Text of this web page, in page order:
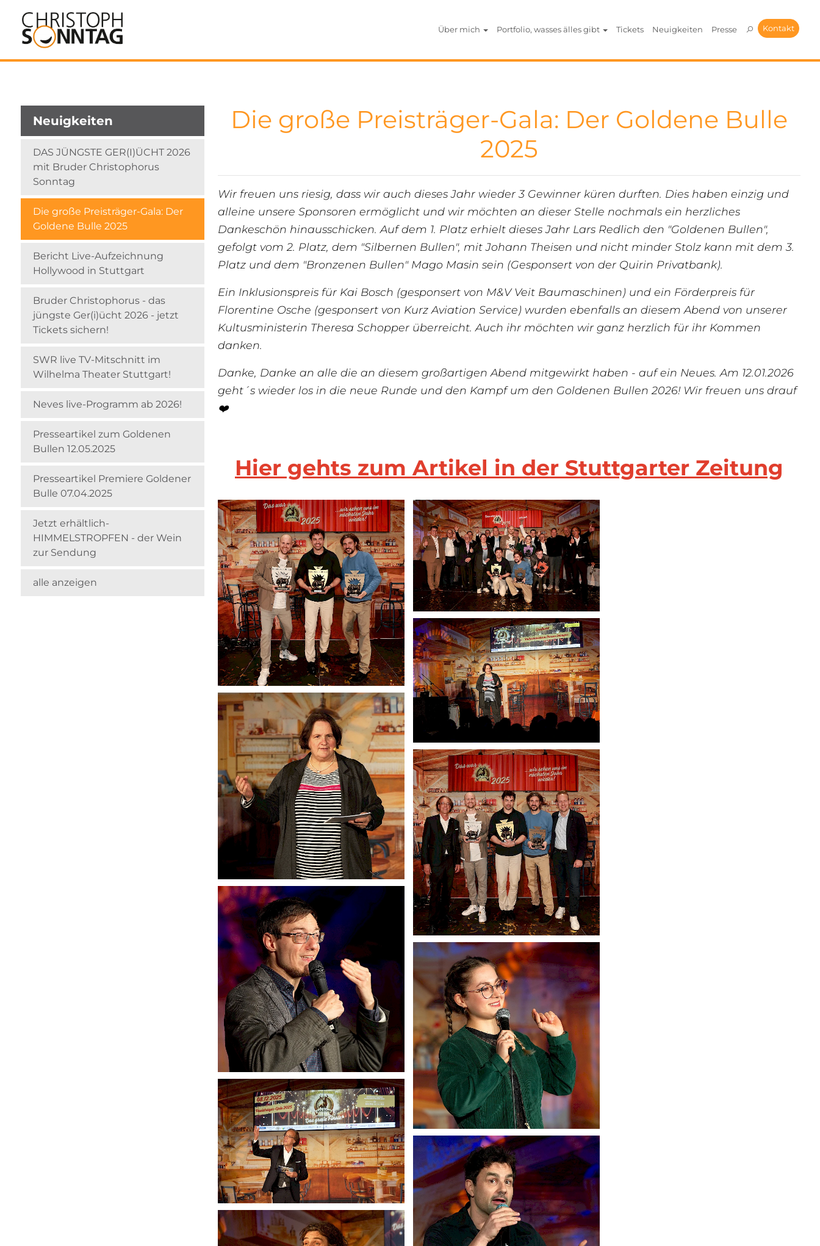
Über mich Portfolio, wasses älles gibt Tickets Neuigkeiten Presse Kontakt
Neuigkeiten
DAS JÜNGSTE GER(I)ÜCHT 2026
mit Bruder Christophorus
Sonntag
Die große Preisträger-Gala: Der
Goldene Bulle 2025
Bericht Live-Aufzeichnung
Hollywood in Stuttgart
Bruder Christophorus - das
jüngste Ger(i)ücht 2026 - jetzt
Tickets sichern!
SWR live TV-Mitschnitt im
Wilhelma Theater Stuttgart!
Neves live-Programm ab 2026!
Presseartikel zum Goldenen
Bullen 12.05.2025
Presseartikel Premiere Goldener
Bulle 07.04.2025
Jetzt erhältlich-
HIMMELSTROPFEN - der Wein
zur Sendung
alle anzeigen
Die große Preisträger-Gala: Der Goldene Bulle
2025
Wir freuen uns riesig, dass wir auch dieses Jahr wieder 3 Gewinner küren durften. Dies haben einzig und
alleine unsere Sponsoren ermöglicht und wir möchten an dieser Stelle nochmals ein herzliches
Dankeschön hinausschicken. Auf dem 1. Platz erhielt dieses Jahr Lars Redlich den "Goldenen Bullen",
gefolgt vom 2. Platz, dem "Silbernen Bullen", mit Johann Theisen und nicht minder Stolz kann mit dem 3.
Platz und dem "Bronzenen Bullen" Mago Masin sein (Gesponsert von der Quirin Privatbank).
Ein Inklusionspreis für Kai Bosch (gesponsert von M&V Veit Baumaschinen) und ein Förderpreis für
Florentine Osche (gesponsert von Kurz Aviation Service) wurden ebenfalls an diesem Abend von unserer
Kultusministerin Theresa Schopper überreicht. Auch ihr möchten wir ganz herzlich für ihr Kommen
danken.
Danke, Danke an alle die an diesem großartigen Abend mitgewirkt haben - auf ein Neues. Am 12.01.2026
geht´s wieder los in die neue Runde und den Kampf um den Goldenen Bullen 2026! Wir freuen uns drauf
❤️
Hier gehts zum Artikel in der Stuttgarter Zeitung